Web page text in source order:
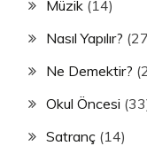
Müzik (14)
Nasıl Yapılır?
Ne Demektir?
Okul Öncesi
Satranç (14)